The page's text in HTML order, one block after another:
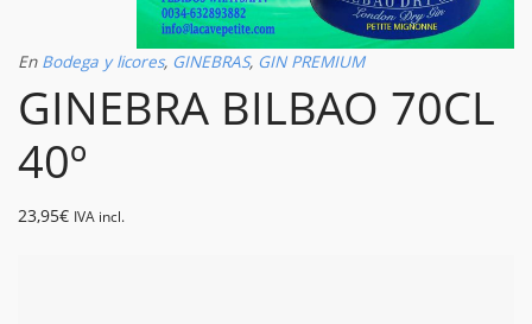
En Bodega y licores, GINEBRAS, GIN PREMIUM
GINEBRA BILBAO 70CL
40º
23,95€ IVA incl.